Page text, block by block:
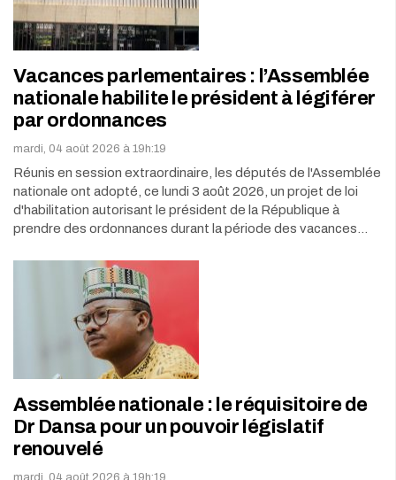
Vacances parlementaires : l’Assemblée
nationale habilite le président à légiférer
par ordonnances
mardi, 04 août 2026 à 19h:19
Réunis en session extraordinaire, les députés de l'Assemblée
nationale ont adopté, ce lundi 3 août 2026, un projet de loi
d'habilitation autorisant le président de la République à
prendre des ordonnances durant la période des vacances…
Assemblée nationale : le réquisitoire de
Dr Dansa pour un pouvoir législatif
renouvelé
mardi, 04 août 2026 à 19h:19